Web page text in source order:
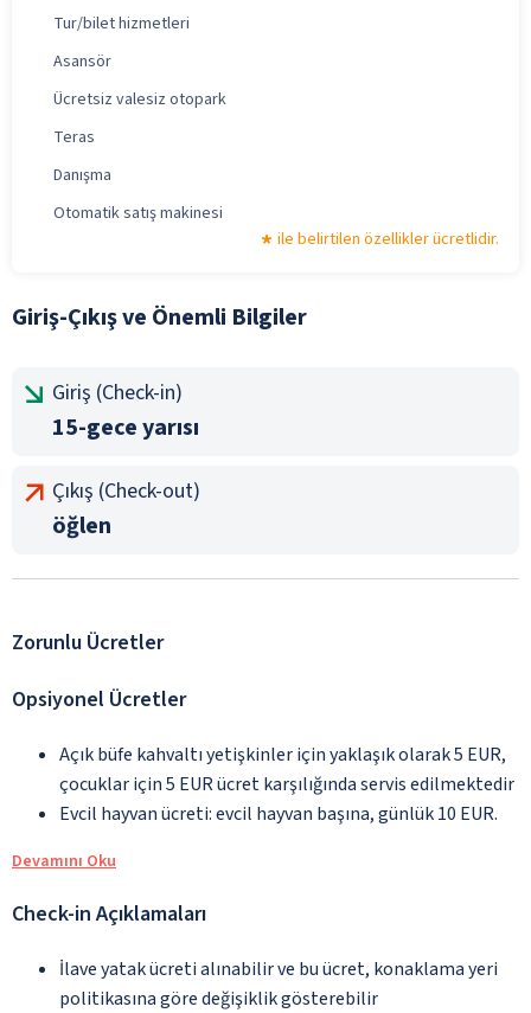
Tur/bilet hizmetleri
Asansör
Ücretsiz valesiz otopark
Teras
Danışma
Otomatik satış makinesi
ile belirtilen özellikler ücretlidir.
Giriş-Çıkış ve Önemli Bilgiler
Giriş (Check-in)
15-gece yarısı
Çıkış (Check-out)
öğlen
Zorunlu Ücretler
Opsiyonel Ücretler
Açık büfe kahvaltı yetişkinler için yaklaşık olarak 5 EUR,
çocuklar için 5 EUR ücret karşılığında servis edilmektedir
Evcil hayvan ücreti: evcil hayvan başına, günlük 10 EUR.
Devamını Oku
Check-in Açıklamaları
İlave yatak ücreti alınabilir ve bu ücret, konaklama yeri
politikasına göre değişiklik gösterebilir